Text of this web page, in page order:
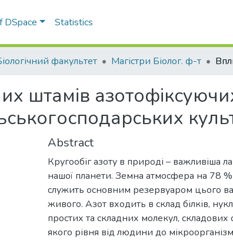
DSpace Statistics
факультет Магістри Біолог. ф-т
штамів
Abstract
Кругообіг азоту в природі – важливіша
нашої планети. Земна атмосфера на 78 %
служить основним резервуаром цього
живого. Азот входить в склад білків,
простих та складних молекул, складових
якого рівня від людини до